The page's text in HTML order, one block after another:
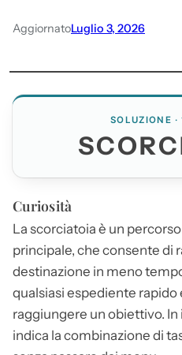
AggiornatoLuglio 3, 2026
SOLUZIONE ·
Curiosità
La scorciatoia è un
principale, che consente di
destinazione in meno
qualsiasi espediente
raggiungere un obiettivo.
indica la combinazione di